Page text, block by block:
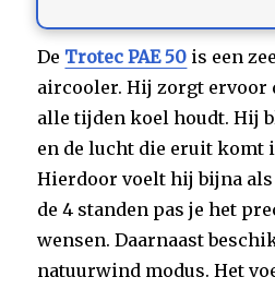
De Trotec PAE 50 is een
aircooler. Hij zorgt ervoor
alle tijden koel houdt. Hij
en de lucht die eruit komt
Hierdoor voelt hij bijna als
de 4 standen pas je het
wensen. Daarnaast
natuurwind modus. Het